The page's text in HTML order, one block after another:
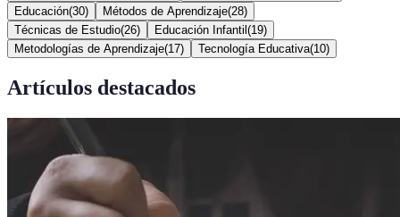
Educación(30) Métodos de Aprendizaje(28)
Técnicas de Estudio(26) Educación Infantil (19)
Metodologías de Aprendizaje(17) Tecnología Educativa(10)
Artículos destacados